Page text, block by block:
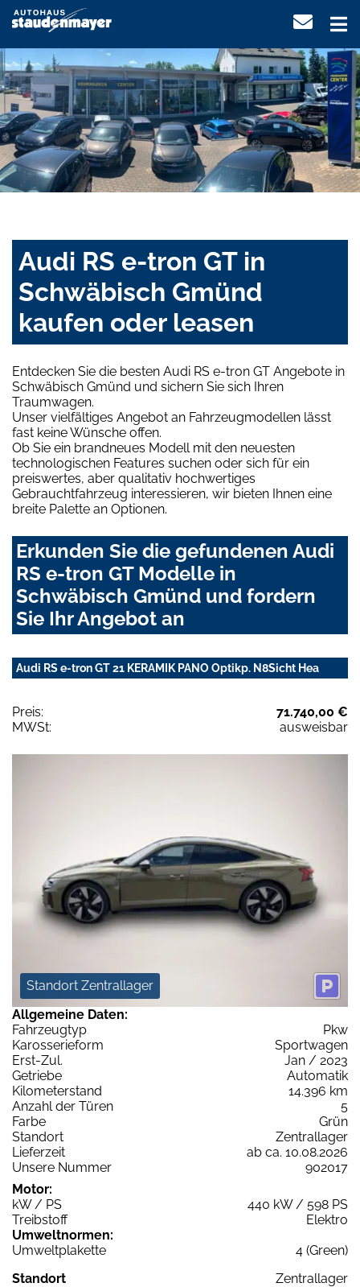
Audi RS e-tron GT in
Schwäbisch Gmünd
kaufen oder leasen
Entdecken Sie die besten Audi RS e-tron GT Angebote in
Schwäbisch Gmünd und sichern Sie sich Ihren
Traumwagen.
Unser vielfältiges Angebot an Fahrzeugmodellen lässt
fast keine Wünsche offen.
Ob Sie ein brandneues Modell mit den neuesten
technologischen Features suchen oder sich für ein
preiswertes, aber qualitativ hochwertiges
Gebrauchtfahrzeug interessieren, wir bieten Ihnen eine
breite Palette an Optionen.
Erkunden Sie die gefundenen Audi
RS e-tron GT Modelle in
Schwäbisch Gmünd und fordern
Sie Ihr Angebot an
Audi RS e-tron GT 21 KERAMIK PANO Optikp. N8Sicht Hea
Preis:
71.740,00 €
MWSt:
ausweisbar
Standort Zentrallager
Allgemeine Daten:
Fahrzeugtyp
Pkw
Karosserieform
Sportwagen
Erst-Zul.
Jan / 2023
Getriebe
Automatik
Kilometerstand
14.396 km
Anzahl der Türen
5
Farbe
Grün
Standort
Zentrallager
Lieferzeit
ab ca. 10.08.2026
Unsere Nummer
902017
Motor:
kW / PS
440 kW / 598 PS
Treibstoff
Elektro
Umweltnormen:
Umweltplakette
4 (Green)
Standort
Zentrallager